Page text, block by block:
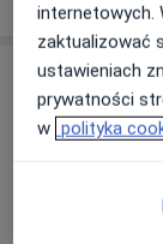
internetowych.
zaktualizować
ustawieniach
prywatności
w polityka